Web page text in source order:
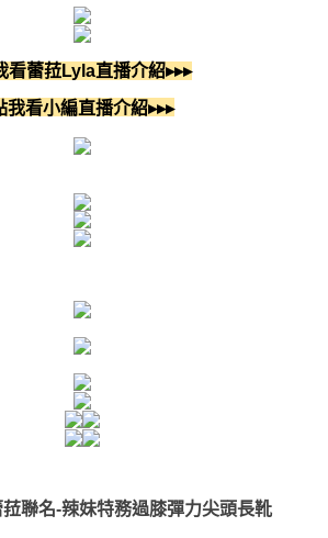
看蕾菈Lyla直播介紹▸▸▸
我看小編直播介紹▸▸▸
聯名-辣妹特務過膝彈力尖頭長靴